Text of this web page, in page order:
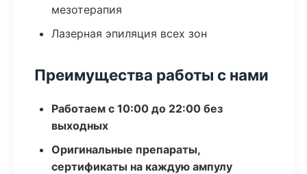
мезотерапия
Лазерная эпиляция всех зон
Преимущества работы с нами
Работаем с 10:00 до 22:00 без
выходных
Оригинальные препараты,
сертификаты на каждую ампулу